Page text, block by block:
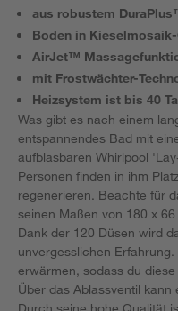
aus robustem
Boden in
AirJet™
mit Frostwächter-
Heizsystem ist bis 40
Was gibt es nach einem
entspannendes Bad mit
aufblasbaren Whirlpool
Personen finden in ihm
regenerieren. Beachte für
seinen Maßen von 180 x
Dank der 120 Düsen wird
unvergesslichen
erwärmen, sodass du
Über das Ablassventil
Durch seine hohe Qualität